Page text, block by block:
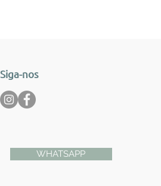
Siga-nos
WHATSAPP